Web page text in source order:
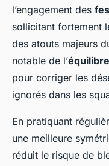
l’engagement des
sollicitant fortement
des atouts majeurs
notable de l’équilibre
pour corriger les
ignorés dans les
En pratiquant
une meilleure
réduit le risque de